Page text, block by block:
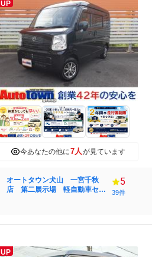
UP
今あなたの他に7人が見ています
オートタウン犬山 一宮千秋
店 第二展示場 軽自動車セン
5
39件
UP